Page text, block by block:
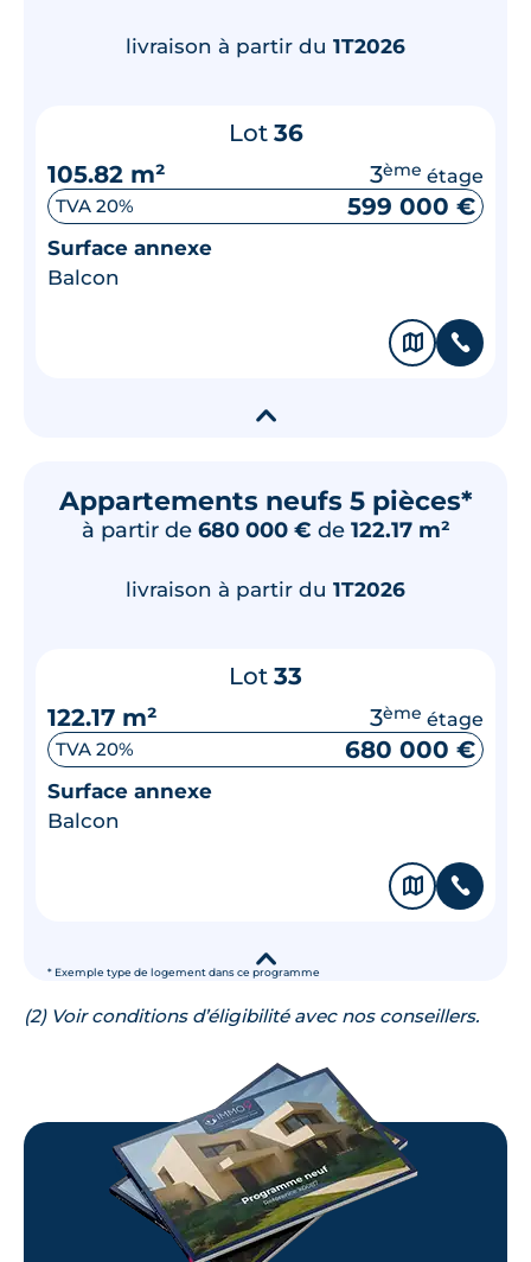
livraison à partir du 1T2026
Lot 36
105.82 m²
3ème étage
TVA 20% 599 000 €
Surface annexe
Balcon
🗞 📞
▾
Appartements neufs 5 pièces*
à partir de 680 000 € de 122.17 m²
* Exemple type de logement dans ce programme
livraison à partir du 1T2026
Lot 33
122.17 m²
3ème étage
TVA 20% 680 000 €
Surface annexe
Balcon
🗞 📞
▾
(2) Voir conditions d’éligibilité avec nos conseillers.